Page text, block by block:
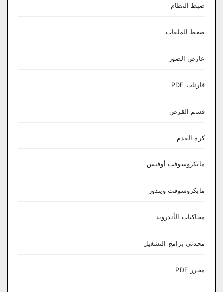
ضبط النظام
ضغط الملفات
عارض الصور
قارئات PDF
قسم القرص
كرة القدم
مايكروسوفت أوفيس
مايكروسوفت ويندوز
محاكيات الأندرويد
محدثي برامج التشغيل
محرر PDF